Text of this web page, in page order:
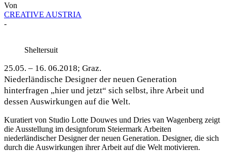
Von
CREATIVE AUSTRIA
-
Sheltersuit
25.05. – 16. 06.2018; Graz.
Niederländische Designer der neuen Generation
hinterfragen „hier und jetzt“ sich selbst, ihre Arbeit und
dessen Auswirkungen auf die Welt.
Kuratiert von Studio Lotte Douwes und Dries van Wagenberg zeigt
die Ausstellung im designforum Steiermark Arbeiten
niederländischer Designer der neuen Generation. Designer, die sich
durch die Auswirkungen ihrer Arbeit auf die Welt motivieren.